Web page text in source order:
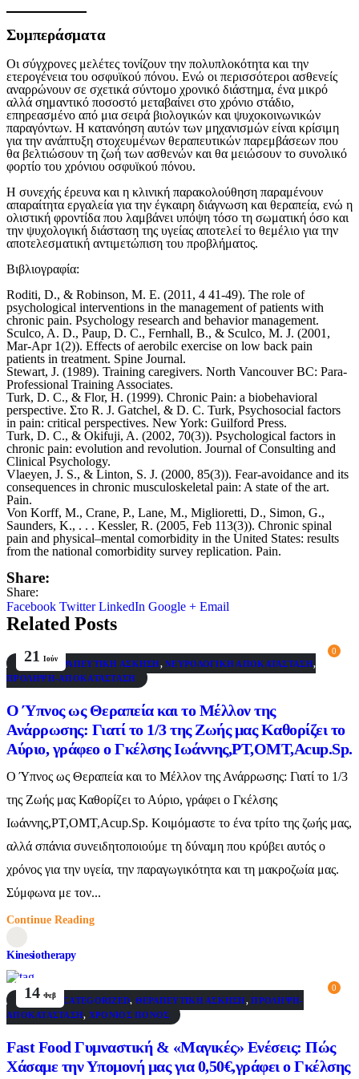
Συμπεράσματα
Οι σύγχρονες μελέτες τονίζουν την πολυπλοκότητα και την
ετερογένεια του οσφυϊκού πόνου. Ενώ οι περισσότεροι ασθενείς
αναρρώνουν σε σχετικά σύντομο χρονικό διάστημα, ένα μικρό
αλλά σημαντικό ποσοστό μεταβαίνει στο χρόνιο στάδιο,
επηρεασμένο από μια σειρά βιολογικών και ψυχοκοινωνικών
παραγόντων. Η κατανόηση αυτών των μηχανισμών είναι κρίσιμη
για την ανάπτυξη στοχευμένων θεραπευτικών παρεμβάσεων που
θα βελτιώσουν τη ζωή των ασθενών και θα μειώσουν το συνολικό
φορτίο του χρόνιου οσφυϊκού πόνου.
Η συνεχής έρευνα και η κλινική παρακολούθηση παραμένουν
απαραίτητα εργαλεία για την έγκαιρη διάγνωση και θεραπεία, ενώ η
ολιστική φροντίδα που λαμβάνει υπόψη τόσο τη σωματική όσο και
την ψυχολογική διάσταση της υγείας αποτελεί το θεμέλιο για την
αποτελεσματική αντιμετώπιση του προβλήματος.
Βιβλιογραφία:
Roditi, D., & Robinson, M. E. (2011, 4 41-49). The role of
psychological interventions in the management of patients with
chronic pain. Psychology research and behavior management.
Sculco, A. D., Paup, D. C., Fernhall, B., & Sculco, M. J. (2001,
Mar-Apr 1(2)). Effects of aerobilc exercise on low back pain
patients in treatment. Spine Journal.
Stewart, J. (1989). Training caregivers. North Vancouver BC: Para-
Professional Training Associates.
Turk, D. C., & Flor, H. (1999). Chronic Pain: a biobehavioral
perspective. Στο R. J. Gatchel, & D. C. Turk, Psychosocial factors
in pain: critical perspectives. New York: Guilford Press.
Turk, D. C., & Okifuji, A. (2002, 70(3)). Psychological factors in
chronic pain: evolution and revolution. Journal of Consulting and
Clinical Psychology.
Vlaeyen, J. S., & Linton, S. J. (2000, 85(3)). Fear-avoidance and its
consequences in chronic musculoskeletal pain: A state of the art.
Pain.
Von Korff, M., Crane, P., Lane, M., Miglioretti, D., Simon, G.,
Saunders, K., . . . Kessler, R. (2005, Feb 113(3)). Chronic spinal
pain and physical–mental comorbidity in the United States: results
from the national comorbidity survey replication. Pain.
Share:
Share:
Facebook Twitter LinkedIn Google + Email
Related Posts
21 Ιούν
0
BLOG,ΘΕΡΑΠΕΥΤΙΚΉ ΆΣΚΗΣΗ,ΝΕΥΡΟΛΟΓΙΚΉ ΑΠΟΚΑΤΆΣΤΑΣΗ,
ΠΡΌΛΗΨΗ-ΑΠΟΚΑΤΆΣΤΑΣΗ
Ο Ύπνος ως Θεραπεία και το Μέλλον της
Ανάρρωσης: Γιατί το 1/3 της Ζωής μας Καθορίζει το
Αύριο, γράφεο ο Γκέλσης Ιωάννης,PT,OMT,Acup.Sp.
Ο Ύπνος ως Θεραπεία και το Μέλλον της Ανάρρωσης: Γιατί το 1/3
της Ζωής μας Καθορίζει το Αύριο, γράφει ο Γκέλσης
Ιωάννης,PT,OMT,Acup.Sp. Κοιμόμαστε το ένα τρίτο της ζωής μας,
αλλά σπάνια συνειδητοποιούμε τη δύναμη που κρύβει αυτός ο
χρόνος για την υγεία, την παραγωγικότητα και τη μακροζωία μας.
Σύμφωνα με τον...
Continue Reading
Kinesiotherapy
14 Φεβ
0
BLOG ,UNCATEGORIZED, ΘΕΡΑΠΕΥΤΙΚΉ ΆΣΚΗΣΗ,ΠΡΌΛΗΨΗ-
ΑΠΟΚΑΤΆΣΤΑΣΗ, ΧΡΌΝΙΟΣ ΠΌΝΟΣ
Fast Food Γυμναστική & «Μαγικές» Ενέσεις: Πώς
Χάσαμε την Υπομονή μας για 0,50€,γράφει ο Γκέλσης